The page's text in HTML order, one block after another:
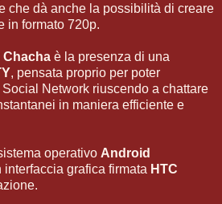
che dà anche la possibilità di creare
in formato 720p.
Chacha è la presenza di una
, pensata proprio per poter
Network riuscendo a chattare
in maniera efficiente e
operativo Android
interfaccia grafica firmata HTC